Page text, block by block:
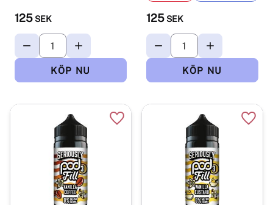
125 SEK 125 SEK
Lägg till i favoriter